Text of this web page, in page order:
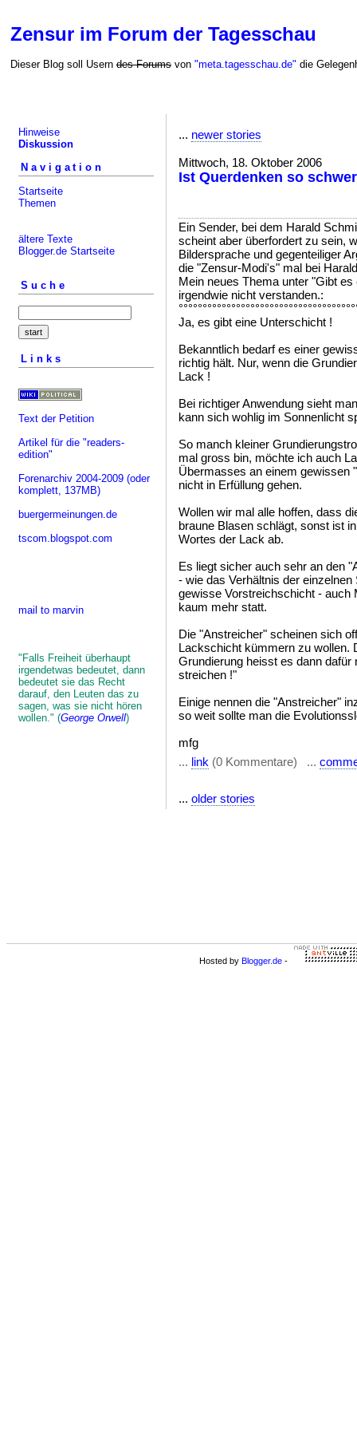
Zensur im Forum der Tagesschau
Dieser Blog soll Usern des Forums von "meta.tagesschau.de" die
Hinweise
Diskussion
Navigation
Startseite
Themen
ältere Texte
Blogger.de Startseite
Suche
Links
Text der Petition
Artikel für die "readers-
edition"
Forenarchiv 2004-2009 (oder
komplett, 137MB)
buergermeinungen.de
tscom.blogspot.com
mail to marvin
"Falls Freiheit überhaupt
irgendetwas bedeutet, dann
bedeutet sie das Recht
darauf, den Leuten das zu
sagen, was sie nicht hören
wollen." (George Orwell)
... newer stories
Mittwoch, 18. Oktober 2006
Ist Querdenken so
Ein Sender, bei dem Harald
scheint aber überfordert zu sein,
Bildersprache und gegenteiliger
die "Zensur-Modi's" mal bei
Mein neues Thema unter "Gibt
irgendwie nicht verstanden.:
Ja, es gibt eine Unterschicht !
Bekanntlich bedarf es einer
richtig hält. Nur, wenn die
Lack !
Bei richtiger Anwendung sieht
kann sich wohlig im Sonnenlicht
So manch kleiner
mal gross bin, möchte ich auch
Übermasses an einem gewissen
nicht in Erfüllung gehen.
Wollen wir mal alle hoffen, dass
braune Blasen schlägt, sonst ist
Wortes der Lack ab.
Es liegt sicher auch sehr an den
- wie das Verhältnis der
gewisse Vorstreichschicht - auch
kaum mehr statt.
Die "Anstreicher" scheinen sich
Lackschicht kümmern zu wollen.
Grundierung heisst es dann
streichen !"
Einige nennen die "Anstreicher"
so weit sollte man die
mfg
... link (0 Kommentare) ...
... older stories
Hosted by Blogger.de -